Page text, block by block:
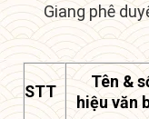
Giang phê
STT
Tên &
hiệu văn